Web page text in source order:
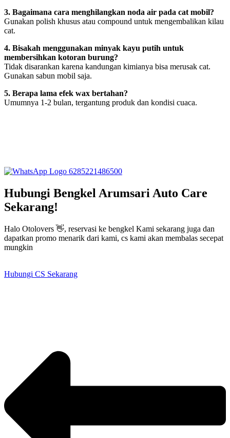
3. Bagaimana cara menghilangkan noda air pada cat mobil?
Gunakan polish khusus atau compound untuk mengembalikan kilau
cat.
4. Bisakah menggunakan minyak kayu putih untuk
membersihkan kotoran burung?
Tidak disarankan karena kandungan kimianya bisa merusak cat.
Gunakan sabun mobil saja.
5. Berapa lama efek wax bertahan?
Umumnya 1-2 bulan, tergantung produk dan kondisi cuaca.
6285221486500
Hubungi Bengkel Arumsari Auto Care
Sekarang!
Halo Otolovers 👋, reservasi ke bengkel Kami sekarang juga dan
dapatkan promo menarik dari kami, cs kami akan membalas secepat
mungkin
Hubungi CS Sekarang